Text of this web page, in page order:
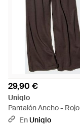
29,90 €
Uniqlo
Pantalón Ancho - Rojo
EnUniqlo